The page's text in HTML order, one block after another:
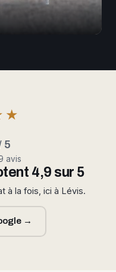
5
avis
4,9 sur 5
à la fois, ici à Lévis.
→